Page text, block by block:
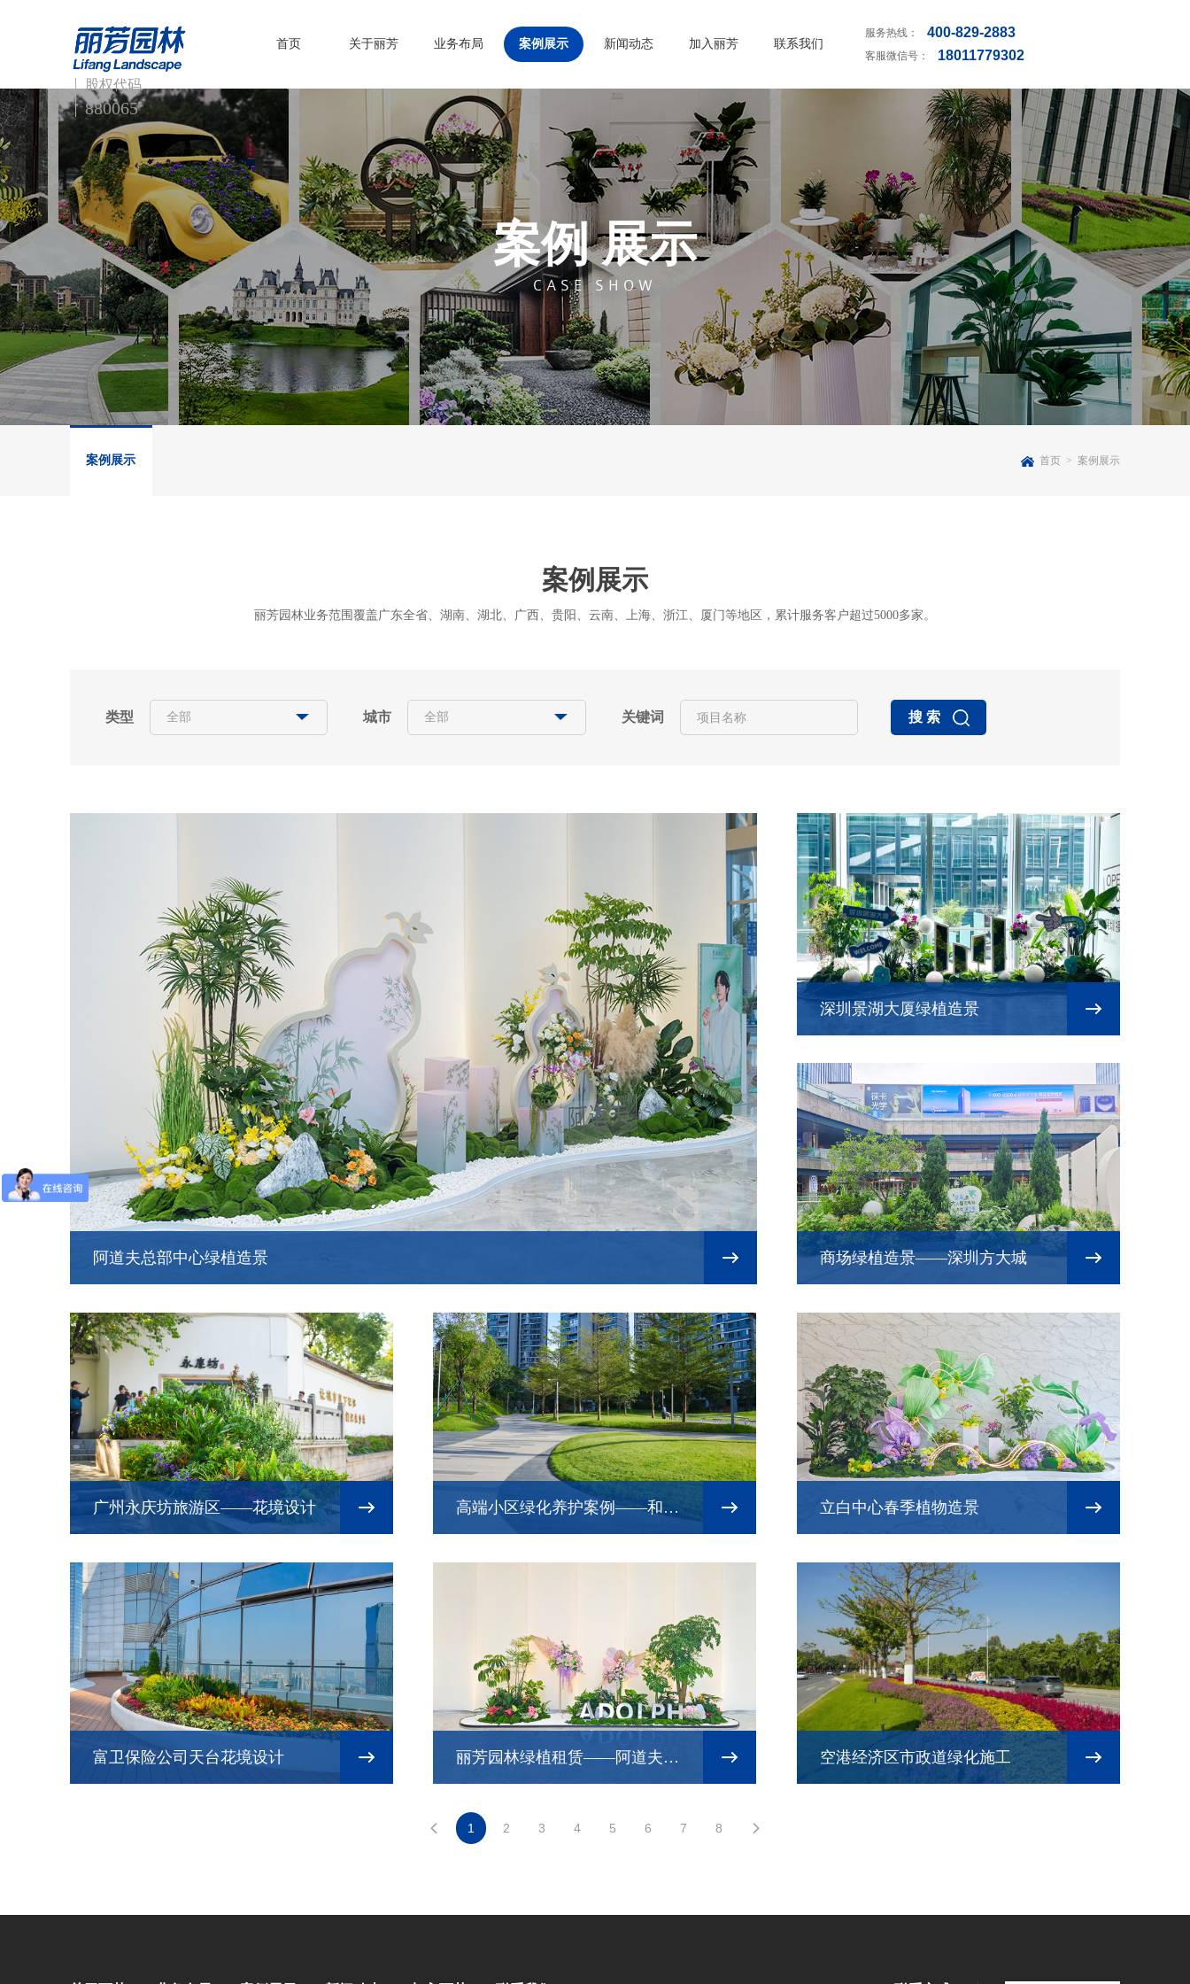
股权代码
880065
首页 关于丽芳 业务布局 案例展示 新闻动态 加入丽芳 联系我们
服务热线： 400-829-2883
客服微信号： 18011779302
案例 展示
CASE SHOW
案例展示 首页 > 案例展示
案例展示
丽芳园林业务范围覆盖广东全省、湖南、湖北、广西、贵阳、云南、上海、浙江、厦门等地区，累计服务客户超过5000多家。
类型 全部 城市 全部 关键词 搜 索
阿道夫总部中心绿植造景
深圳景湖大厦绿植造景
商场绿植造景——深圳方大城
广州永庆坊旅游区——花境设计 高端小区绿化养护案例——和樾
府
立白中心春季植物造景
富卫保险公司天台花境设计 丽芳园林绿植租赁——阿道夫总
部大楼
空港经济区市政道绿化施工
 1 2 3 4 5 6 7 8 